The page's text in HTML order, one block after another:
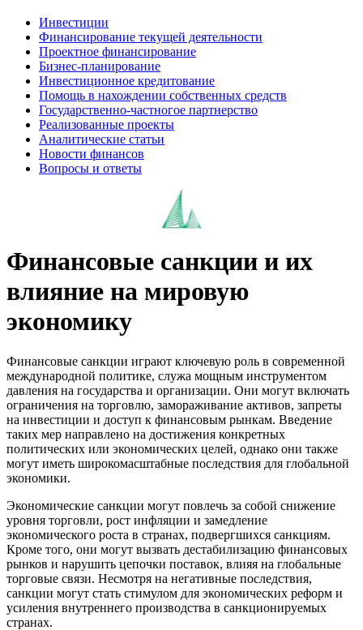
Инвестиции
Финансирование текущей деятельности
Проектное финансирование
Бизнес-планирование
Инвестиционное кредитование
Помощь в нахождении собственных средств
Государственно-частногое партнерство
Реализованные проекты
Аналитические статьи
Новости финансов
Вопросы и ответы
Финансовые санкции и их
влияние на мировую
экономику
Финансовые санкции играют ключевую роль в современной
международной политике, служа мощным инструментом
давления на государства и организации. Они могут включать
ограничения на торговлю, замораживание активов, запреты
на инвестиции и доступ к финансовым рынкам. Введение
таких мер направлено на достижения конкретных
политических или экономических целей, однако они также
могут иметь широкомасштабные последствия для глобальной
экономики.
Экономические санкции могут повлечь за собой снижение
уровня торговли, рост инфляции и замедление
экономического роста в странах, подвергшихся санкциям.
Кроме того, они могут вызвать дестабилизацию финансовых
рынков и нарушить цепочки поставок, влияя на глобальные
торговые связи. Несмотря на негативные последствия,
санкции могут стать стимулом для экономических реформ и
усиления внутреннего производства в санкционируемых
странах.